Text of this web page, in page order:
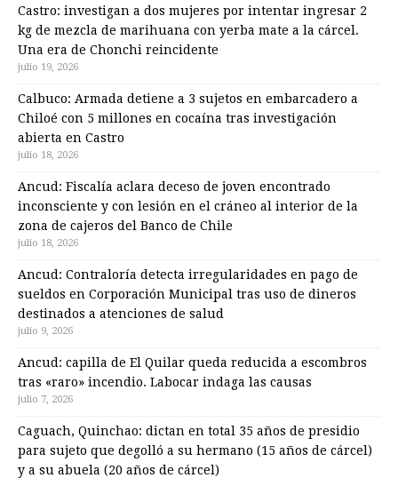
Castro: investigan a dos mujeres por intentar ingresar 2
kg de mezcla de marihuana con yerba mate a la cárcel.
Una era de Chonchi reincidente
julio 19, 2026
Calbuco: Armada detiene a 3 sujetos en embarcadero a
Chiloé con 5 millones en cocaína tras investigación
abierta en Castro
julio 18, 2026
Ancud: Fiscalía aclara deceso de joven encontrado
inconsciente y con lesión en el cráneo al interior de la
zona de cajeros del Banco de Chile
julio 18, 2026
Ancud: Contraloría detecta irregularidades en pago de
sueldos en Corporación Municipal tras uso de dineros
destinados a atenciones de salud
julio 9, 2026
Ancud: capilla de El Quilar queda reducida a escombros
tras «raro» incendio. Labocar indaga las causas
julio 7, 2026
Caguach, Quinchao: dictan en total 35 años de presidio
para sujeto que degolló a su hermano (15 años de cárcel)
y a su abuela (20 años de cárcel)